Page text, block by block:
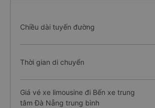
Chiều dài tuyến đường
Thời gian di chuyển
Giá vé xe limousine đi Bến xe trung
tâm Đà Nẵng trung bình